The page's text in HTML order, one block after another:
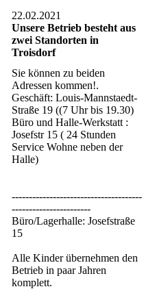
22.02.2021
Unsere Betrieb besteht aus
zwei Standorten in
Troisdorf
Sie können zu beiden
Adressen kommen!.
Geschäft: Louis-Mannstaedt-
Straße 19 ((7 Uhr bis 19.30)
Büro und Halle-Werkstatt :
Josefstr 15 ( 24 Stunden
Service Wohne neben der
Halle)
‐-------------------------------------
-----------------------
Büro/Lagerhalle: Josefstraße
15
Alle Kinder übernehmen den
Betrieb in paar Jahren
komplett.